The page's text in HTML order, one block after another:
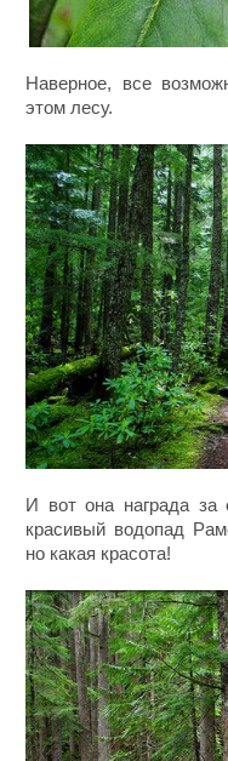
Наверное, все
этом лесу.
И вот она награда за
красивый водопад
но какая красота!